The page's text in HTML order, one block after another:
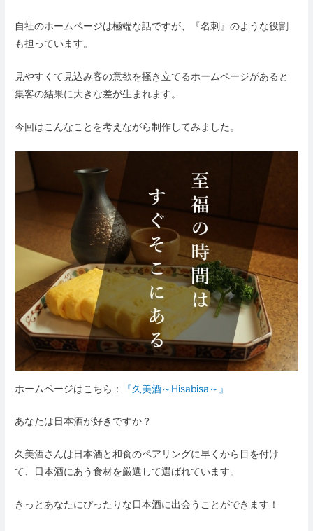
自社のホームページは極端な話ですが、『名刺』のような役割
も担っています。
見やすくて見込み客の意欲を掻き立てるホームページがあると
集客の結果に大きな差が生まれます。
今回はこんなことを考えながら制作してみました。
ホームページはこちら： 『久美酒～Hisabisa～』
あなたは日本酒が好きですか？
久美酒さんは日本酒と和食のペアリングに早くから目を付け
て、日本酒にあう食材を厳選して選ばれています。
きっとあなたにぴったりな日本酒に出会うことができます！